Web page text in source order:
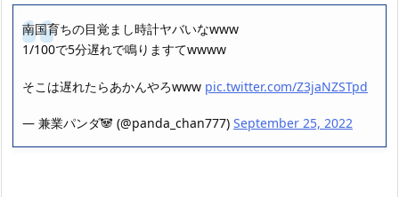
南国育ちの目覚まし時計ヤバいなwww
1/100で5分遅れで鳴りますてwwww
そこは遅れたらあかんやろwww pic.twitter.com/Z3jaNZSTpd
— 兼業パンダ🐼 (@panda_chan777) September 25, 2022